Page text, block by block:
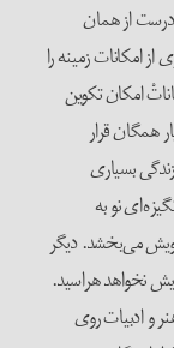
درست از همان
از امکانات زمینه را
امکان تکوین
همگان قرار
بسیاری
نو به
می‌بخشد. دیگر
نخواهد هراسید.
و ادبیات روی